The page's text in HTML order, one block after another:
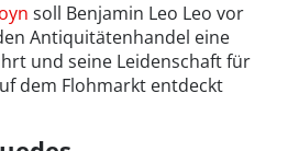
soll Benjamin Leo Leo vor
Antiquitätenhandel eine
und seine Leidenschaft für
dem Flohmarkt entdeckt